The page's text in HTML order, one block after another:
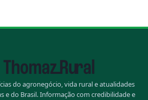
do agronegócio, vida rural e atualidades
e do Brasil. Informação com credibilidade e